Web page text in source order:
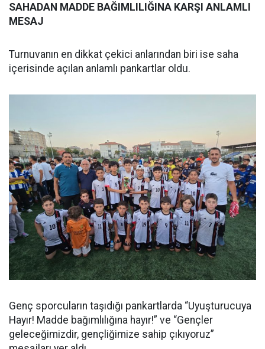
SAHADAN MADDE BAĞIMLILIĞINA KARŞI ANLAMLI
MESAJ
Turnuvanın en dikkat çekici anlarından biri ise saha
içerisinde açılan anlamlı pankartlar oldu.
Genç sporcuların taşıdığı pankartlarda “Uyuşturucuya
Hayır! Madde bağımlılığına hayır!” ve “Gençler
geleceğimizdir, gençliğimize sahip çıkıyoruz”